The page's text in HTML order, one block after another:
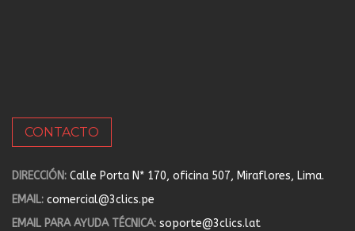
CONTACTO
DIRECCIÓN: Calle Porta N* 170, oficina 507, Miraflores, Lima.
EMAIL: comercial@3clics.pe
EMAIL PARA AYUDA TÉCNICA: soporte@3clics.lat